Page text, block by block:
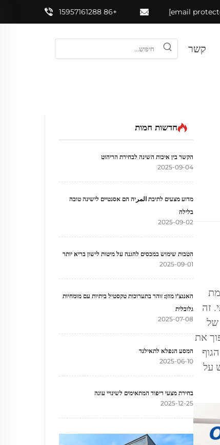
+86 15957161288
קשר
זה
של
את
על
חדשות חמות
הקשר בין איכות השינה לבחירת הריהוט
2025-09-04
מדוע מצעים לתיבת المرיה הם אסנטיים לישינה טובה
בלילה
2025-09-02
הטבות שימוש במכסים להגנה על מיטות לישון בריא יותר
2025-09-01
האנגצ'ו מוזן: זוהר בתערוכות טקסטיל ביתיות עם מומחיות
גלובלית
2025-07-08
המסע הנפלא לתאילנד
2025-06-10
בחירת מצעי ריפוד המתאימים לשינויי עונה
2025-12-25